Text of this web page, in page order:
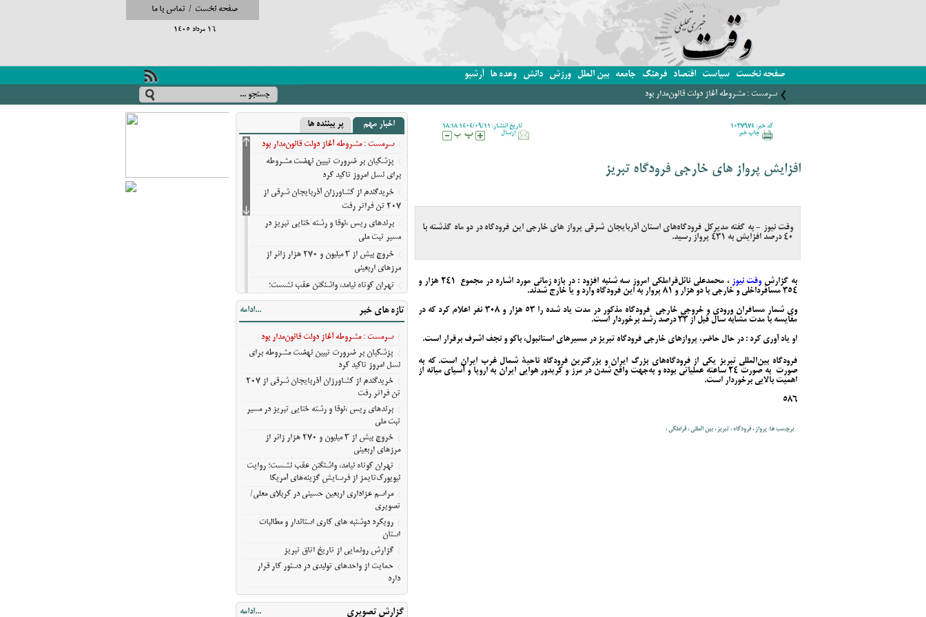
صفحه نخست / تماس با ما
16 مرداد 1405
صفحه نخست سیاست اقتصاد فرهنگ جامعه بین الملل ورزش دانش وعده ها آرشیو
سرمست : مشروطه آغاز دولت قانون‌مدار بود
کد خبر: 1037974
تاریخ انتشار: 1404/09/11 18:18
چاپ خبر
ارسال
افزایش پرواز های خارجی فرودگاه تبریز
وقت نیوز - به گفته مدیرکل فرودگاه‌های استان آذربایجان‌ شرقی پرواز های خارجی این فرودگاه در دو ماه گذشته با
40 درصد افزایش به 431 پرواز رسید.
به گزارش وقت نیوز
‌، محمدعلی نائل‌قراملکی امروز سه شنبه افزود : در بازه زمانی مورد اشاره در مجموع 241 هزار و
354 مسافرداخلی و خارجی با دو هزار و 81 پروار به این فرودگاه وارد و یا خارج شدند.
وی شمار مسافران ورودی و خروجی خارجی فرودگاه مذکور در مدت یاد شده را 53 هزار و 308 نفر اعلام کرد که در
مقایسه با مدت مشابه سال قبل از 33 درصد رشد برخوردار است.
او یاد آوری کرد : در حال حاضر، پروازهای خارجی فرودگاه تبریز در مسیرهای استانبول، باکو و نجف اشرف برقرار است.
فرودگاه بین‌المللی تبریز یکی از فرودگاه‌های بزرگ ایران و بزرگترین فرودگاه ناحیهٔ شمال غرب ایران است. که به
صورت به صورت ۲۴ ساعته عملیاتی بوده و به‌جهت واقع شدن در مرز و کریدور هوایی ایران به اروپا و آسیای میانه از
اهمیت بالایی برخوردار است.
586
برچسب ها: پرواز ، ‌فرودگاه ، ‌تبریز ، بین المللی ، ‌قراملکی ، ‌
اخبار مهم پر بیننده ها
سرمست : مشروطه آغاز دولت قانون‌مدار بود
پزشکیان بر ضرورت تبیین نهضت مشروطه
برای نسل امروز تاکید کرد
خریدگندم از کشاورزان آذربایجان شرقی از
207 تن فراتر رفت
برندهای ریس ،‌نوقا و رشته ختایی تبریز در
مسیر ثبت ملی
خروج بیش از ۳ میلیون و ۲۷۰ هزار زائر از
مرزهای اربعینی
تهران کوتاه نیامد، واشنگتن عقب نشست؛
روایت نیویورک‌تایمز از فرسایش گزینه‌های
آمریکا
مراسم عزاداری اربعین حسینی در کربلای
معلی/تصویری
رویکرد دوشنبه های کاری استاندار و مطالبات
گزارش رونمایی از تاریخ اتاق تبریز
حمایت از واحدهای تولیدی در دستور کار قرار
دارد
تازه های خبر ...ادامه
سرمست : مشروطه آغاز دولت قانون‌مدار بود
پزشکیان بر ضرورت تبیین نهضت مشروطه برای
نسل امروز تاکید کرد
خریدگندم از کشاورزان آذربایجان شرقی از 207
تن فراتر رفت
برندهای ریس ،‌نوقا و رشته ختایی تبریز در مسیر
ثبت ملی
خروج بیش از ۳ میلیون و ۲۷۰ هزار زائر از
مرزهای اربعینی
تهران کوتاه نیامد، واشنگتن عقب نشست؛ روایت
نیویورک‌تایمز از فرسایش گزینه‌های آمریکا
مراسم عزاداری اربعین حسینی در کربلای معلی/
تصویری
رویکرد دوشنبه های کاری استاندار و مطالبات
استان
گزارش رونمایی از تاریخ اتاق تبریز
حمایت از واحدهای تولیدی در دستور کار قرار
دارد
گزارش تصویری ...ادامه